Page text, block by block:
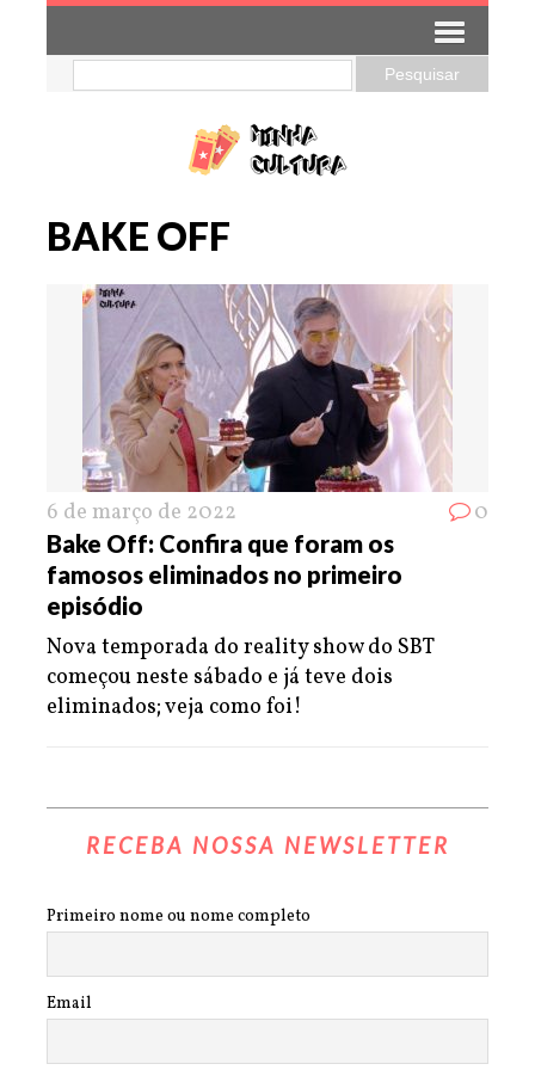
BAKE OFF
6 de março de 2022 0
Bake Off: Confira que foram os
famosos eliminados no primeiro
episódio
Nova temporada do reality show do SBT
começou neste sábado e já teve dois
eliminados; veja como foi!
RECEBA NOSSA NEWSLETTER
Primeiro nome ou nome completo
Email